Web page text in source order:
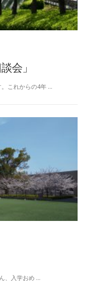
会」
これからの4年 …
、入学おめ …